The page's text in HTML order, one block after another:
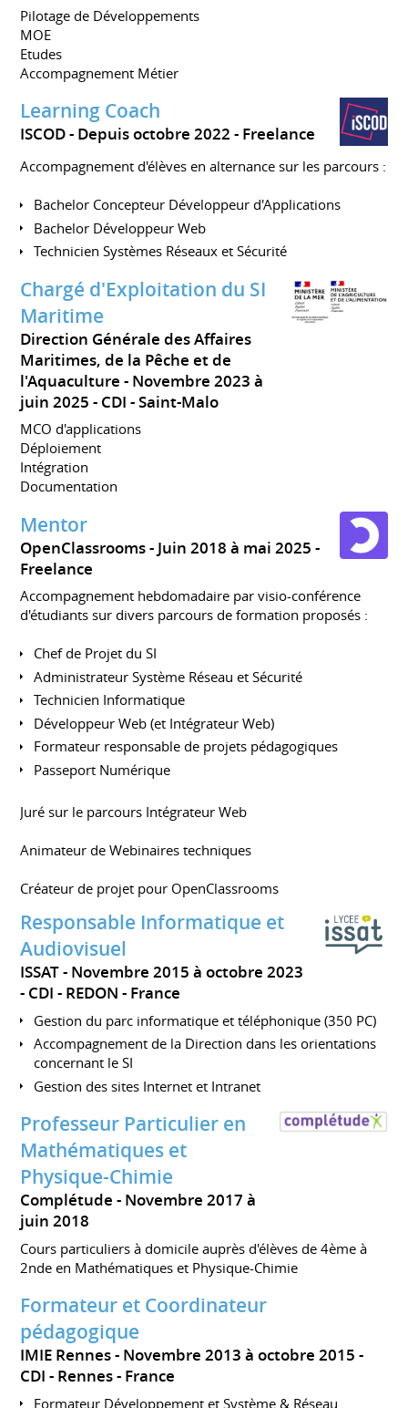
Pilotage de Développements
MOE
Etudes
Accompagnement Métier
Learning Coach
ISCOD Depuis octobre 2022 Freelance
Accompagnement d'élèves en alternance sur les parcours :
Bachelor Concepteur Développeur d'Applications
Bachelor Développeur Web
Technicien Systèmes Réseaux et Sécurité
Chargé d'Exploitation du SI
Maritime
Direction Générale des Affaires
Maritimes, de la Pêche et de
l'Aquaculture
Novembre 2023 à
juin 2025 CDI Saint-Malo
MCO d'applications
Déploiement
Intégration
Documentation
Mentor
OpenClassrooms
Juin 2018 à mai 2025
Freelance
Accompagnement hebdomadaire par visio-conférence
d'étudiants sur divers parcours de formation proposés :
Chef de Projet du SI
Administrateur Système Réseau et Sécurité
Technicien Informatique
Développeur Web (et Intégrateur Web)
Formateur responsable de projets pédagogiques
Passeport Numérique
Juré sur le parcours Intégrateur Web
Animateur de Webinaires techniques
Créateur de projet pour OpenClassrooms
Responsable Informatique et
Audiovisuel
ISSAT
Novembre 2015 à octobre 2023
CDI
REDON France
Gestion du parc informatique et téléphonique (350 PC)
Accompagnement de la Direction dans les orientations
concernant le SI
Gestion des sites Internet et Intranet
Professeur Particulier en
Mathématiques et
Physique-Chimie
Complétude
Novembre 2017 à
juin 2018
Cours particuliers à domicile auprès d'élèves de 4ème à
2nde en Mathématiques et Physique-Chimie
Formateur et Coordinateur
pédagogique
IMIE Rennes
Novembre 2013 à octobre 2015
CDI
Rennes France
Formateur Développement et Système & Réseau